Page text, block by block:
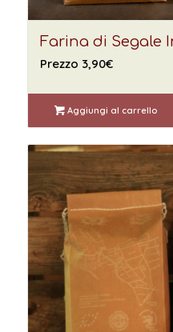
Farina di Segale
Prezzo 3,90€
Aggiungi al carrello